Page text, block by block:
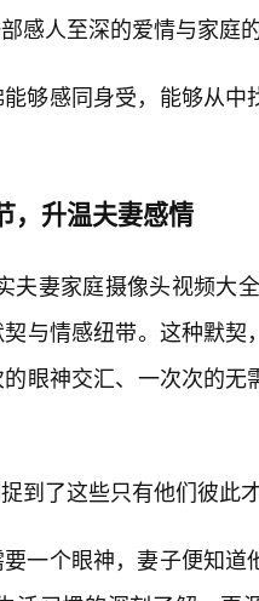
感人至深的爱情与家庭的
够感同身受，能够从中
，升温夫妻感情
妻家庭摄像头视频大全
与情感纽带。这种默契
眼神交汇、一次次的无
了这些只有他们彼此才
一个眼神，妻子便知道